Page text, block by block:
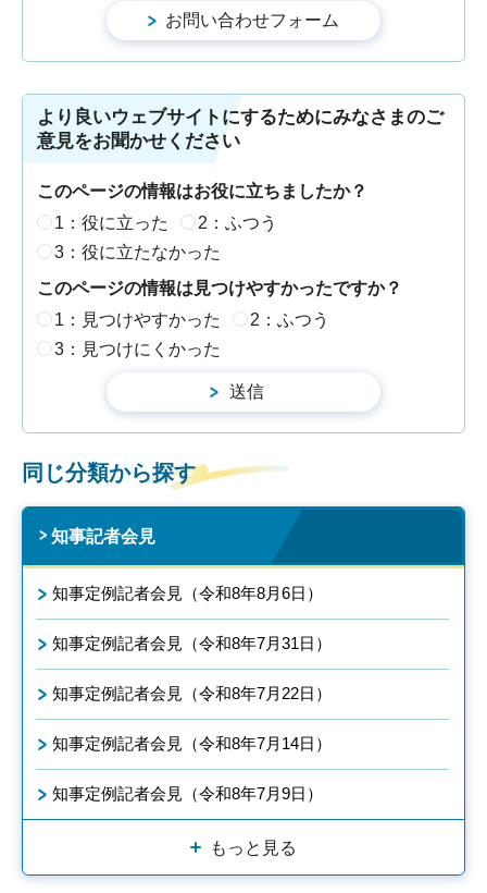
より良いウェブサイトにするためにみなさまのご
意見をお聞かせください
このページの情報はお役に立ちましたか？
1：役に立った
2：ふつう
3：役に立たなかった
このページの情報は見つけやすかったですか？
1：見つけやすかった
2：ふつう
3：見つけにくかった
同じ分類から探す
知事記者会見
知事定例記者会見（令和8年8月6日）
知事定例記者会見（令和8年7月31日）
知事定例記者会見（令和8年7月22日）
知事定例記者会見（令和8年7月14日）
知事定例記者会見（令和8年7月9日）
もっと見る